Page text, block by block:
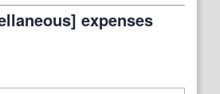
expenses